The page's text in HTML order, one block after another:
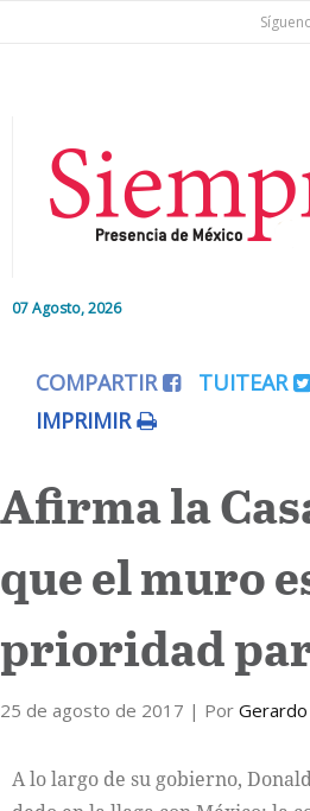
07 Agosto, 2026
Editorial
Colaboradores
Internacional
Cultura
COMPARTIR TUITEAR
IMPRIMIR
Afirma la
que el muro
prioridad
25 de agosto de 2017 | Por
A lo largo de su gobierno,